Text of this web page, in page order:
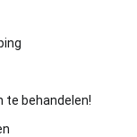
te behandelen!